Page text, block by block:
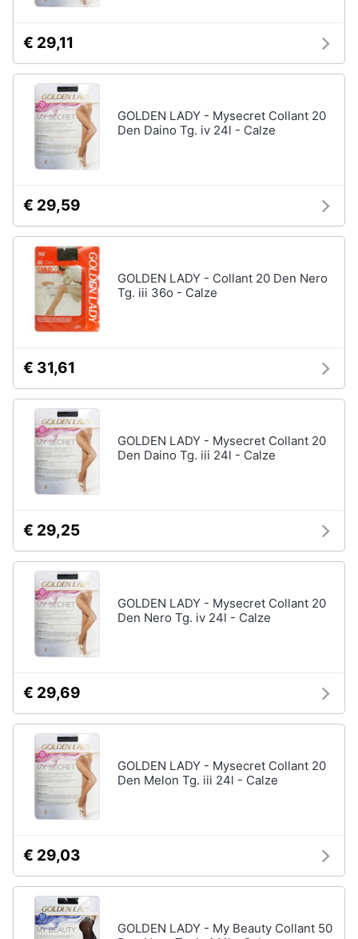
€ 29,11
GOLDEN LADY - Mysecret Collant 20
Den Daino Tg. iv 24l - Calze
€ 29,59
GOLDEN LADY - Collant 20 Den Nero
Tg. iii 36o - Calze
€ 31,61
GOLDEN LADY - Mysecret Collant 20
Den Daino Tg. iii 24l - Calze
€ 29,25
GOLDEN LADY - Mysecret Collant 20
Den Nero Tg. iv 24l - Calze
€ 29,69
GOLDEN LADY - Mysecret Collant 20
Den Melon Tg. iii 24l - Calze
€ 29,03
GOLDEN LADY - My Beauty Collant 50